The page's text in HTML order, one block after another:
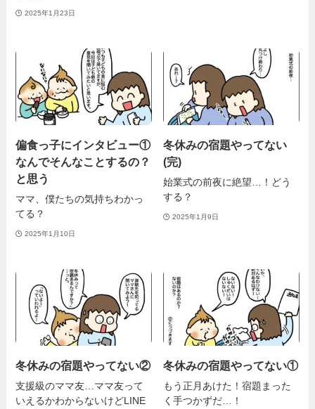
2025年1月23日
偏食っ子にインタビュー①
なんでそんなことするの？
と思う
ママ、僕たちの気持ちわかっ
てる？
2025年1月10日
冬休みの宿題やってない
(完)
始業式の前夜に絶望…！どう
する？
2025年1月9日
冬休みの宿題やってない②
支援級のママ友…ママ友って
いえるかわからないけどLINE
冬休みの宿題やってない①
もう正月あけた！宿題まった
く手つかずだ…！